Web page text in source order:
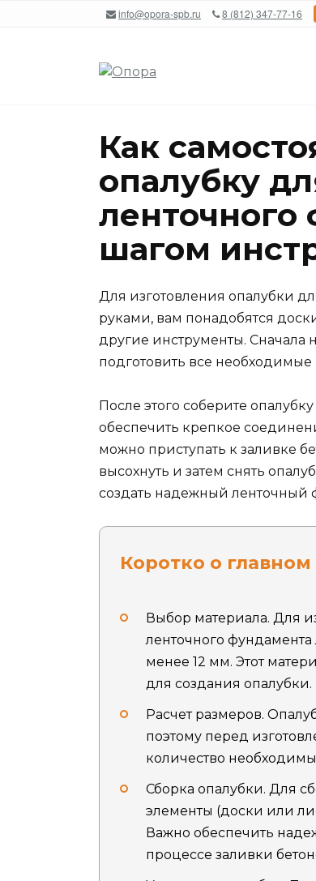
info@opora-spb.ru 8 (812) 347-77-16
Как
опалубку
ленточного
шагом
Для изготовления опалубки
руками, вам понадобятся
другие инструменты. Сначала
подготовить все необходимые
После этого соберите
обеспечить крепкое
можно приступать к заливке
высохнуть и затем снять
создать надежный ленточный
Коротко о главном
Выбор материала. Для
ленточного
менее 12 мм. Этот
для создания опалубки.
Расчет размеров.
поэтому перед
количество
Сборка опалубки. Для
элементы (доски или
Важно обеспечить
процессе заливки